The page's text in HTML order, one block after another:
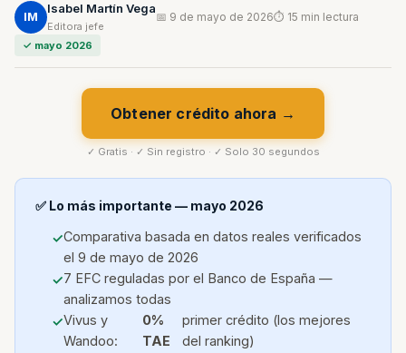
IM
Isabel Martín Vega
Editora jefe
📅 9 de mayo de 2026⏱ 15 min lectura
✓ mayo 2026
Obtener crédito ahora →
✓ Gratis · ✓ Sin registro · ✓ Solo 30 segundos
✅ Lo más importante — mayo 2026
Comparativa basada en datos reales verificados
el 9 de mayo de 2026
7 EFC reguladas por el Banco de España —
analizamos todas
Vivus y
Wandoo:
0%
TAE
primer crédito (los mejores
del ranking)